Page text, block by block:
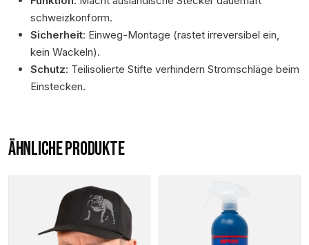
schweizkonform.
Sicherheit: Einweg-Montage (rastet irreversibel ein,
kein Wackeln).
Schutz: Teilisolierte Stifte verhindern Stromschläge beim
Einstecken.
ÄHNLICHE PRODUKTE